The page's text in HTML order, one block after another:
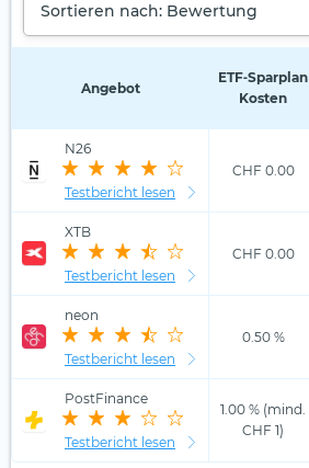
Sortieren nach: Bewertung
Angebot
ETF‑Sparplan
Kosten
N26
Testbericht lesen
CHF 0.00
XTB
Testbericht lesen
CHF 0.00
neon
Testbericht lesen
0.50 %
PostFinance
Testbericht lesen
1.00 % (mind.
CHF 1)